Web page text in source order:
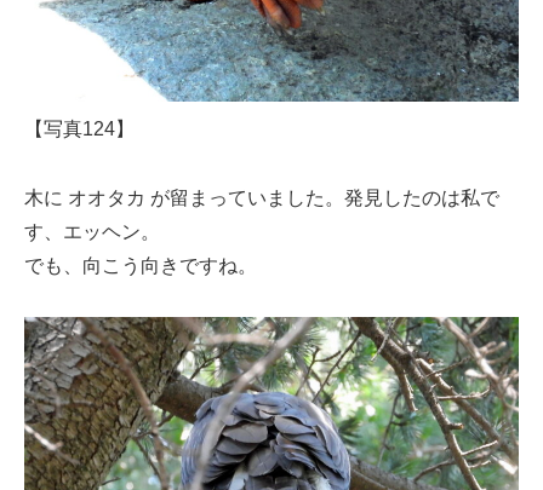
【写真124】
木に オオタカ が留まっていました。発見したのは私で
す、エッヘン。
でも、向こう向きですね。